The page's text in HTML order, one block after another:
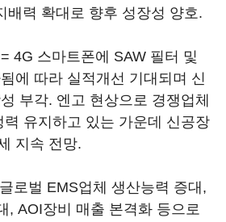
배력 확대로 향후 성장성 양호.
= 4G 스마트폰에 SAW 필터 및
에 따라 실적개선 기대되며 신
부각. 엔고 현상으로 경쟁업체
유지하고 있는 가운데 신공장
지속 전망.
로벌 EMS업체 생산능력 증대,
, AOI장비 매출 본격화 등으로